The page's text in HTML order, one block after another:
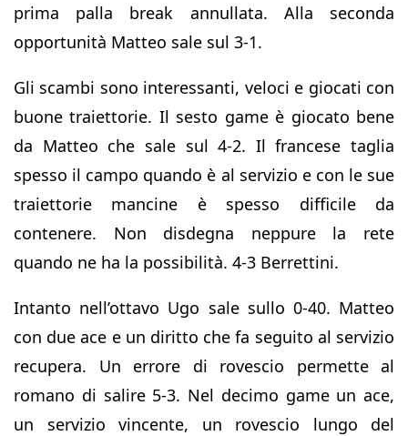
prima palla break annullata. Alla seconda
opportunità Matteo sale sul 3-1.
Gli scambi sono interessanti, veloci e giocati con
buone traiettorie. Il sesto game è giocato bene
da Matteo che sale sul 4-2. Il francese taglia
spesso il campo quando è al servizio e con le sue
traiettorie mancine è spesso difficile da
contenere. Non disdegna neppure la rete
quando ne ha la possibilità. 4-3 Berrettini.
Intanto nell’ottavo Ugo sale sullo 0-40. Matteo
con due ace e un diritto che fa seguito al servizio
recupera. Un errore di rovescio permette al
romano di salire 5-3. Nel decimo game un ace,
un servizio vincente, un rovescio lungo del